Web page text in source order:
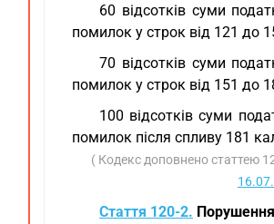
60 відсотків суми
помилок у строк від 121 до
70 відсотків суми
помилок у строк від 151 до
100 відсотків суми
помилок після спливу 181
( Кодекс доповнено статтею
Стаття 120-2. Порушення